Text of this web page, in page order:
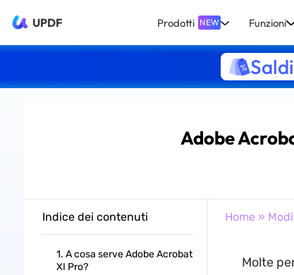
UPDF Prodotti NEW Funzioni
Adobe
Indice dei contenuti
1. A cosa serve Adobe Acrobat
XI Pro?
Home »
Molte